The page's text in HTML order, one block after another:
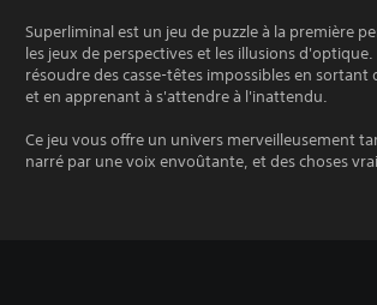
Superliminal est un jeu de puzzle à la première
les jeux de perspectives et les illusions
résoudre des casse-têtes impossibles en sortant
et en apprenant à s'attendre à l'inattendu.
Ce jeu vous offre un univers merveilleusement
narré par une voix envoûtante, et des choses